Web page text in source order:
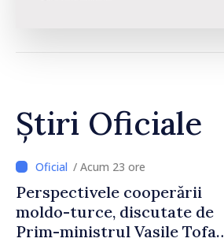
Știri Oficiale
/ Acum 23 ore
Perspectivele cooperării
moldo-turce, discutate de
Prim-ministrul Vasile Tofan